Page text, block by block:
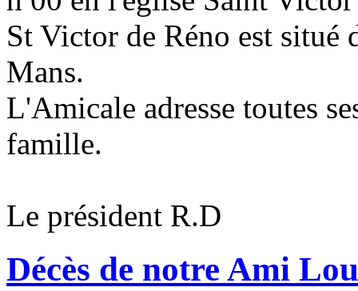
St Victor de Réno est situé
Mans.
L'Amicale adresse toutes
famille.
Le président R.D
Décès de notre Ami